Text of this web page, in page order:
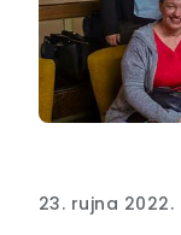
23. rujna 2022.